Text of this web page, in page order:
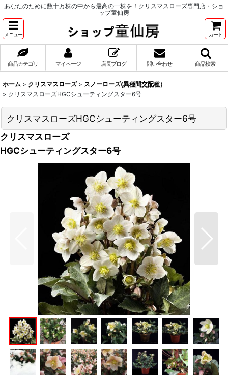
あなたのために数十万株の中から最高の一株を！クリスマスローズ専門店・ショ
ップ童仙房
メニュー カート
商品カテゴリ マイページ 店長ブログ 問い合わせ 商品検索
ホーム > クリスマスローズ > スノーローズ(異種間交配種）
> クリスマスローズHGCシューティングスター6号
クリスマスローズHGCシューティングスター6号
クリスマスローズ
HGCシューティングスター6号